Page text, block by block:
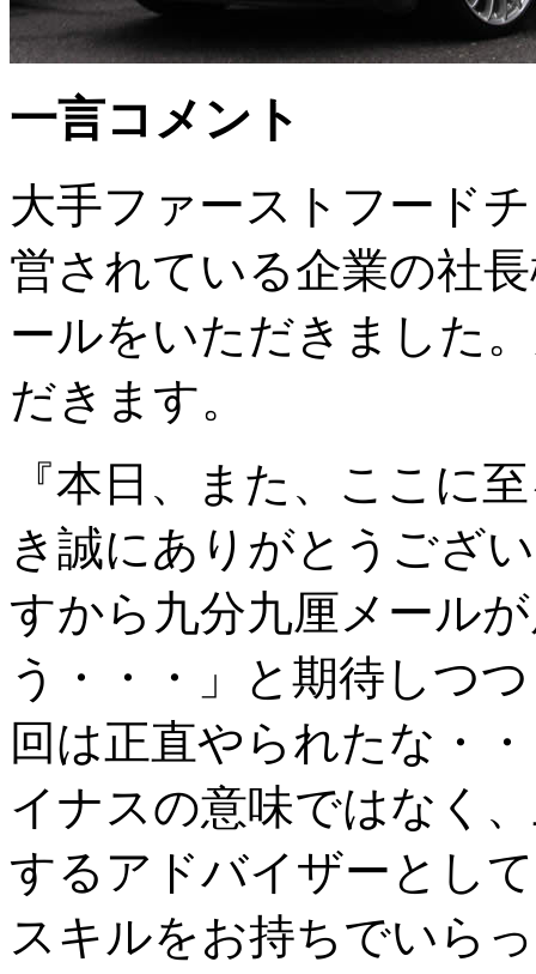
一言コメント
大手ファーストフード
営されている企業の社
ールをいただきました
だきます。
『本日、また、ここに
き誠にありがとうござ
すから九分九厘メール
う・・・」と期待しつ
回は正直やられたな・
イナスの意味ではなく
するアドバイザーとし
スキルをお持ちでいら